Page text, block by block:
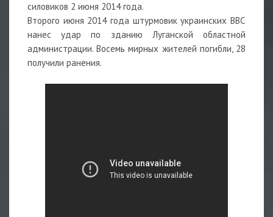
силовиков 2 июня 2014 года.
Второго июня 2014 года штурмовик украинских ВВС
нанес удар по зданию Луганской областной
администрации. Восемь мирных жителей погибли, 28
получили ранения.